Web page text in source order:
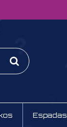
Espadas